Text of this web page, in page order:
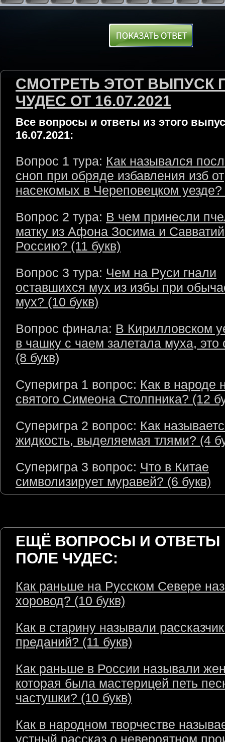
СМОТРЕТЬ ЭТОТ ВЫПУСК
ЧУДЕС ОТ 16.07.2021
Все вопросы и ответы из этого
16.07.2021:
Вопрос 1 тура: Как назывался
сноп при обряде избавления изб от
насекомых в Череповецком уезде?
Вопрос 2 тура: В чем принесли
матку из Афона Зосима и
Россию? (11 букв)
Вопрос 3 тура: Чем на Руси гнали
оставшихся мух из избы при
мух? (10 букв)
Вопрос финала: В Кирилловском
в чашку с чаем залетала муха,
(8 букв)
Суперигра 1 вопрос: Как в народе
святого Симеона Столпника? (12
Суперигра 2 вопрос: Как
жидкость, выделяемая тлями? (4
Суперигра 3 вопрос: Что в Китае
символизирует муравей? (6 букв)
ЕЩЁ ВОПРОСЫ И ОТВЕТЫ
ПОЛЕ ЧУДЕС:
Как раньше на Русском Севере
хоровод? (10 букв)
Как в старину называли
преданий? (11 букв)
Как раньше в России называли
которая была мастерицей петь
частушки? (10 букв)
Как в народном творчестве
устный рассказ о невероятном